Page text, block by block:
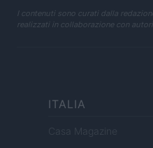
I contenuti sono curati dalla
realizzati in collaborazione con
ITALIA
Casa Magazine